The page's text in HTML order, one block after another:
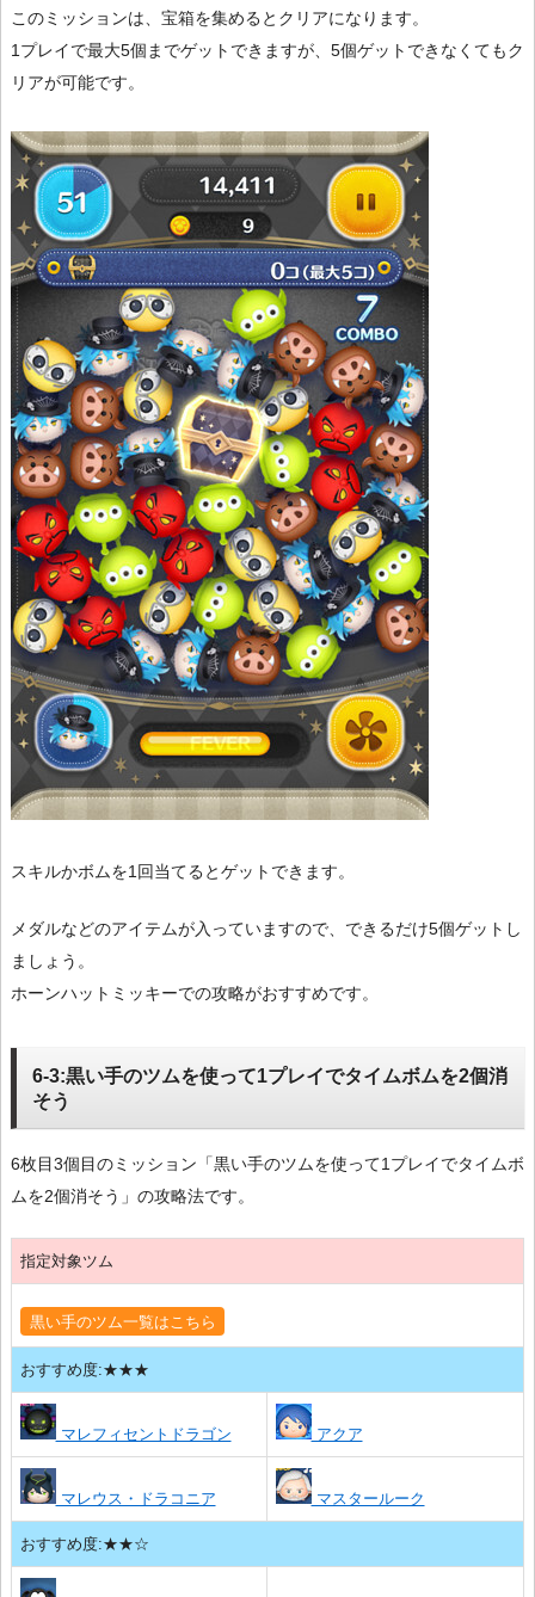
このミッションは、宝箱を集めるとクリアになります。
1プレイで最大5個までゲットできますが、5個ゲットできなくてもク
リアが可能です。
スキルかボムを1回当てるとゲットできます。
メダルなどのアイテムが入っていますので、できるだけ5個ゲットし
ましょう。
ホーンハットミッキーでの攻略がおすすめです。
6-3:黒い手のツムを使って1プレイでタイムボムを2個消
そう
6枚目3個目のミッション「黒い手のツムを使って1プレイでタイムボ
ムを2個消そう」の攻略法です。
指定対象ツム
黒い手のツム一覧はこちら
おすすめ度:★★★
マレフィセントドラゴン アクア
マレウス・ドラコニア マスタールーク
おすすめ度:★★☆